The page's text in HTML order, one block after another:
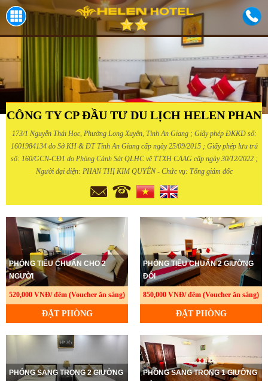
CÔNG TY CP ĐẦU TƯ DU LỊCH HELEN PHAN
173/1 Nguyễn Thái Học, Phường Long Xuyên, Tỉnh An Giang ; Giấy phép ĐKKD số:
1601984134 do Sở KH & ĐT Tỉnh An Giang cấp ngày 25/09/2015 ; Giấy phép lưu trú
số: 160/GCN-CĐ1 do Phòng Cảnh Sát QLHC về TTXH CAAG cấp ngày 30/12/2022 ;
Người đại diện: PHAN THỊ KIM QUYÊN - Chức vụ: Tổng giám đốc
PHÒNG TIÊU CHUẨN CHO 2
NGƯỜI
520,000 VNĐ/ đêm (Voucher ăn sáng)
ĐẶT PHÒNG
PHÒNG TIÊU CHUẨN 2 GIƯỜNG
ĐÔI
850,000 VNĐ/ đêm (Voucher ăn sáng)
ĐẶT PHÒNG
PHÒNG SANG TRỌNG 2 GIƯỜNG
PHÒNG SANG TRỌNG 1 GIƯỜNG